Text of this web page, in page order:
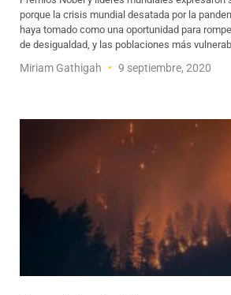
porque la crisis mundial desatada por la
haya tomado como una oportunidad para
de desigualdad, y las poblaciones más
Miriam Gathigah 9 septiembre, 2020